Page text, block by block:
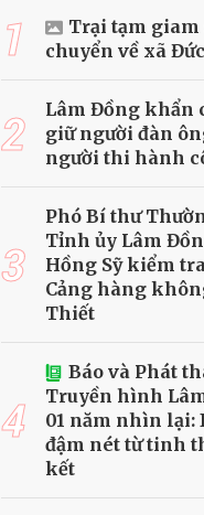
1
Trại tạm giam
chuyển về xã
2
Lâm Đồng khẩn
giữ người đàn
người thi hành
3
Phó Bí thư
Tỉnh ủy Lâm
Hồng Sỹ kiểm
Cảng hàng
Thiết
4
Báo và Phát
Truyền hình
01 năm nhìn lại:
đậm nét từ tinh
kết